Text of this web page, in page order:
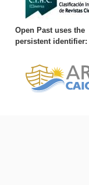
Open Past uses the
persistent identifier: